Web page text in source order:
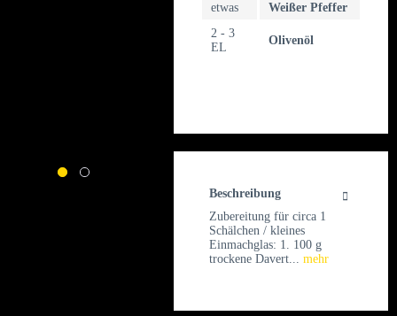
etwas
Weißer Pfeffer
2 - 3
EL
Olivenöl
Beschreibung
Zubereitung für circa 1
Schälchen / kleines
Einmachglas: 1. 100 g
trockene Davert... mehr